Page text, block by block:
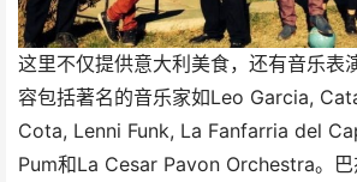
这里不仅提供意大利美食，还有音乐表
容包括著名的音乐家如Leo Garcia,
Cota, Lenni Funk, La Fanfarria del
Pum和La Cesar Pavon Orchestra。